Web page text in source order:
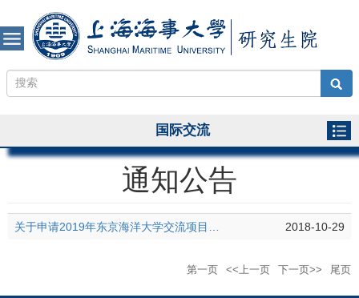
国际交流
通知公告
2018-10-29
第一页 <<上一页 下一页>> 尾页